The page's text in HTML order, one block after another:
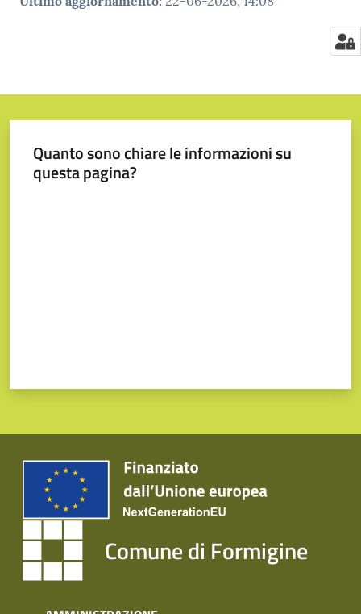
Quanto sono chiare le informazioni su
questa pagina?
Comune di Formigine